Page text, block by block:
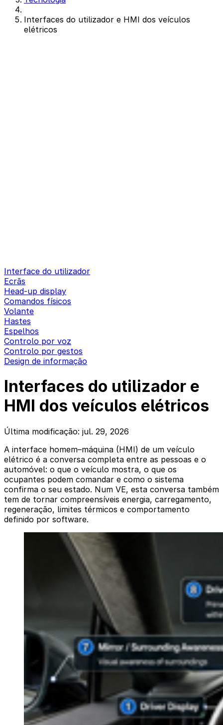
Interfaces do utilizador e HMI dos veículos
elétricos
Interface do utilizador
Ecrãs
Head-up display
Comandos físicos
Volante
Hastes
Espelhos
Controlo por voz
Controlo por gestos
Design de informação
Interfaces do utilizador e
HMI dos veículos elétricos
Última modificação: jul. 29, 2026
A interface homem–máquina (HMI) de um veículo
elétrico é a conversa completa entre as pessoas e o
automóvel: o que o veículo mostra, o que os
ocupantes podem comandar e como o sistema
confirma o seu estado. Num VE, esta conversa também
tem de tornar compreensíveis energia, carregamento,
regeneração, limites térmicos e comportamento
definido por software.